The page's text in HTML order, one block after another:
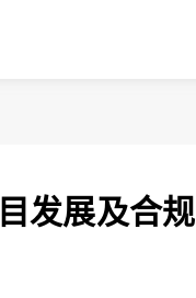
发展及合规